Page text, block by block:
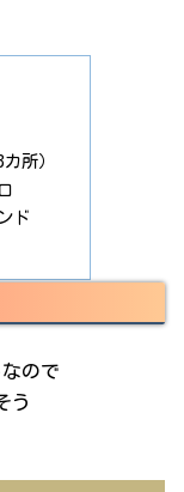
所）
ド
ので
う